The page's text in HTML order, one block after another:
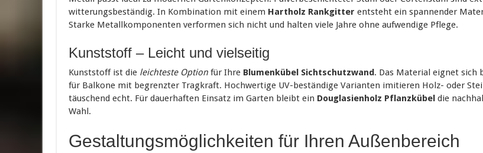
witterungsbeständig. In Kombination mit einem Hartholz Rankgitter entsteht ein spannender
Starke Metallkomponenten verformen sich nicht und halten viele Jahre ohne aufwendige Pflege.
Kunststoff – Leicht und vielseitig
Kunststoff ist die leichteste Option für Ihre Blumenkübel Sichtschutzwand. Das Material eignet sich
für Balkone mit begrenzter Tragkraft. Hochwertige UV-beständige Varianten imitieren Holz- oder
täuschend echt. Für dauerhaften Einsatz im Garten bleibt ein Douglasienholz Pflanzkübel die
Wahl.
Gestaltungsmöglichkeiten für Ihren Außenbereich